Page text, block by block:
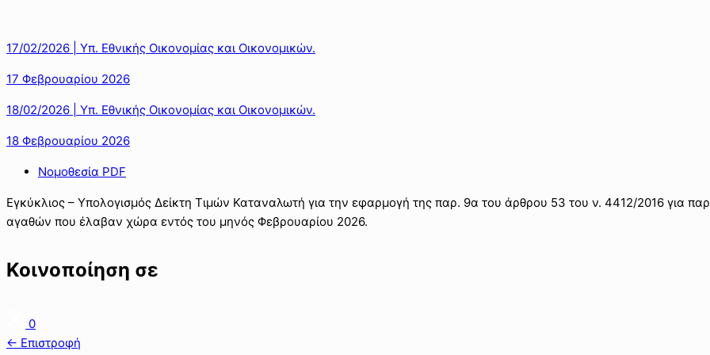
17/02/2026 | Υπ. Εθνικής Οικονομίας και Οικονομικών.
17 Φεβρουαρίου 2026
18/02/2026 | Υπ. Εθνικής Οικονομίας και Οικονομικών.
18 Φεβρουαρίου 2026
Νομοθεσία PDF
Εγκύκλιος – Υπολογισμός Δείκτη Τιμών Καταναλωτή για την εφαρμογή της παρ. 9α του άρθρου 53 του ν. 4412/2016 για
αγαθών που έλαβαν χώρα εντός του μηνός Φεβρουαρίου 2026.
Κοινοποίηση σε
0
← Επιστροφή